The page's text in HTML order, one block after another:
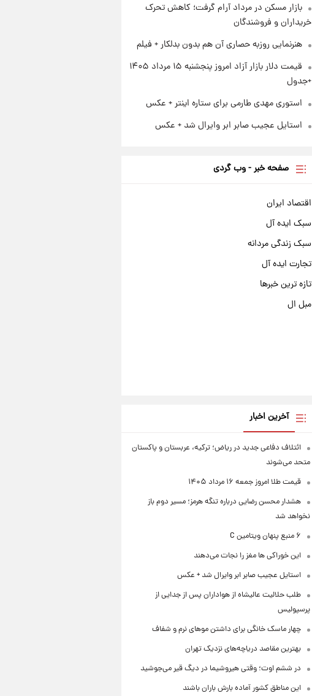
بازار مسکن در مرداد آرام گرفت؛ کاهش تحرک
خریداران و فروشندگان
هنرنمایی روزبه حصاری آن هم بدون بدلکار + فیلم
قیمت دلار بازار آزاد امروز پنجشنبه ۱۵ مرداد ۱۴۰۵
+جدول
استوری مهدی طارمی برای ستاره اینتر + عکس
استایل عجیب صابر ابر وایرال شد + عکس
صفحه خبر - وب گردی
اقتصاد ایران
سبک ایده آل
سبک زندگی مردانه
تجارت ایده آل
تازه ترین خبرها
مبل ال
آخرین اخبار
ائتلاف دفاعی جدید در ریاض؛ ترکیه، عربستان و پاکستان
متحد می‌شوند
قیمت طلا امروز جمعه ۱۶ مرداد ۱۴۰۵
هشدار محسن رضایی درباره تنگه هرمز؛ مسیر دوم باز
نخواهد شد
۶ منبع پنهان ویتامین C
این خوراکی ها مغز را نجات می‌دهند
استایل عجیب صابر ابر وایرال شد + عکس
طلب حلالیت عالیشاه از هواداران پس از جدایی از
پرسپولیس
چهار ماسک خانگی برای داشتن موهای نرم و شفاف
بهترین مقاصد دریاچه‌های نزدیک تهران
در ششم اوت؛ وقتی هیروشیما در دیگ قیر می‌جوشید
این مناطق کشور آماده بارش باران باشند